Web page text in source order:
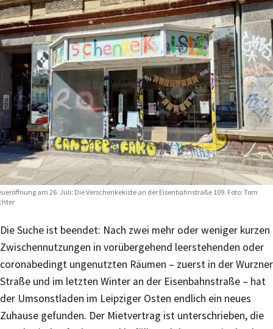
am 26. Juli: Die Verschenkekiste an der Eisenbahnstraße 109. Foto: Tom
Die Suche ist beendet: Nach zwei mehr oder weniger kurzen
Zwischennutzungen in vorübergehend leerstehenden oder
coronabedingt ungenutzten Räumen – zuerst in der Wurzner
Straße und im letzten Winter an der Eisenbahnstraße – hat
der Umsonstladen im Leipziger Osten endlich ein neues
Zuhause gefunden. Der Mietvertrag ist unterschrieben, die